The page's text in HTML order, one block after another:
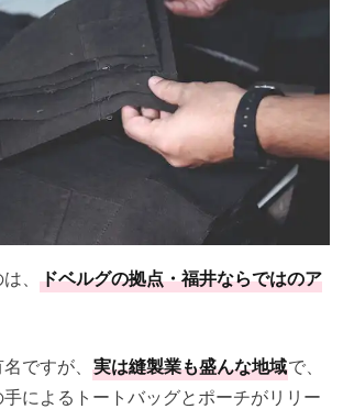
、 ドベルグの拠点・福井ならではのア
ですが、 実は縫製業も盛んな地域で、
によるトートバッグとポーチがリリー